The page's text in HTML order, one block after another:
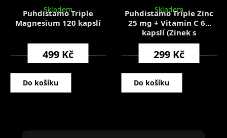
Puhdistamo Triple
Magnesium 120 kapslí
Skladem
499 Kč
Do košíku
Puhdistamo Triple Zinc
25 mg + Vitamin C 60
kapslí (Zinek s
vitamínem C)
Skladem
299 Kč
Do košíku